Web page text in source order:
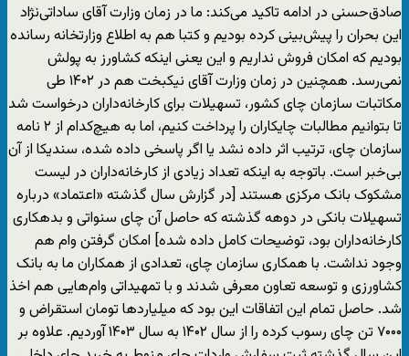
صادق‌حسنی در ادامه تاکید می‌کند: ما در زمان وزارت آقای ساداتی‌نژاد
این بحران را پیش‌بینی کرده بودیم و کتبا هم به اطلاع وزارتخانه رسانده
بودیم که امکان فروش نداریم و این یعنی اینکه کشاورز به پولش
نمی‌رسد. همچنین در زمان وزارت آقای نیکبخت هم در ۱۴۰۲ طی
مکاتبات سازمان چای کشور، تسهیلات برای کارخانه‌داران درخواست شد
تا بتوانیم مطالبات چایکاران را پرداخت کنیم، اما به هیچ‌کدام از ۲ نامه
سازمان چای، ترتیب اثر داده نشد یا اگر پاسخی داده شده، سندیکا از آن
بی‌خبر است. باتوجه به اینکه تعداد زیادی از کارخانه‌داران در لیست
مشکوک بانک مرکزی هستند [در گزارش سال گذشته «اعتماد» درباره
تسهیلات بانکی در دوهه گذشته که حاصل آن چای سنواتی و بدهکاری
کارخانه‌داران بود، توضیحات کامل داده شده] امکان گرفتن وام هم
وجود نداشت. با همکاری سازمان چای، تعدادی از همکاران ما به بانک
کشاورزی و توسعه تعاون معرفی شدند و با تمهیداتی وام‌هایی هم اخذ
شد. حاصل تمام این اتفاقات این بود که میلیاردها تومان استقراض و
۷۰۰۰ تن چای رسوب کرده را از سال ۱۴۰۲ به سال ۱۴۰۳ آوردیم. علاوه بر